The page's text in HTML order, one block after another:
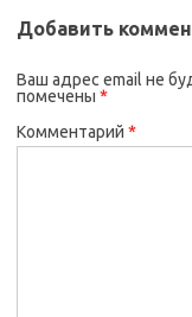
Добавить
Ваш адрес email не
помечены *
Комментарий *